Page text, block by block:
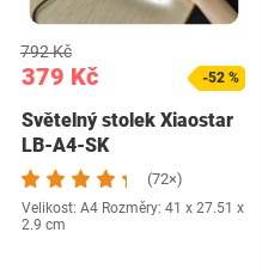
379 Kč
792 Kč
-52 %
Světelný stolek Xiaostar
LB-A4-SK
(72×)
Velikost: A4 Rozměry: 41 x 27.51 x
2.9 cm